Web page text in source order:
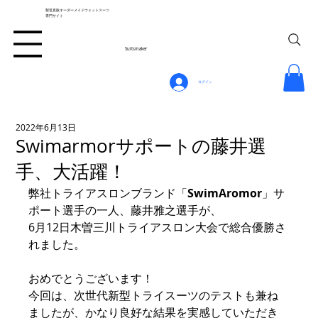
Suitsmaker
製造直販オーダーメイドウェットスーツ
専門サイト
ログイン
Swimarmorサポートの藤井選
手、大活躍！
2022年6月13日
弊社トライアスロンブランド「SwimAromor」サ
ポート選手の一人、藤井雅之選手が、
6月12日木曽三川トライアスロン大会で総合優勝さ
れました。
おめでとうございます！
今回は、次世代新型トライスーツのテストも兼ね
ましたが、かなり良好な結果を実感していただき